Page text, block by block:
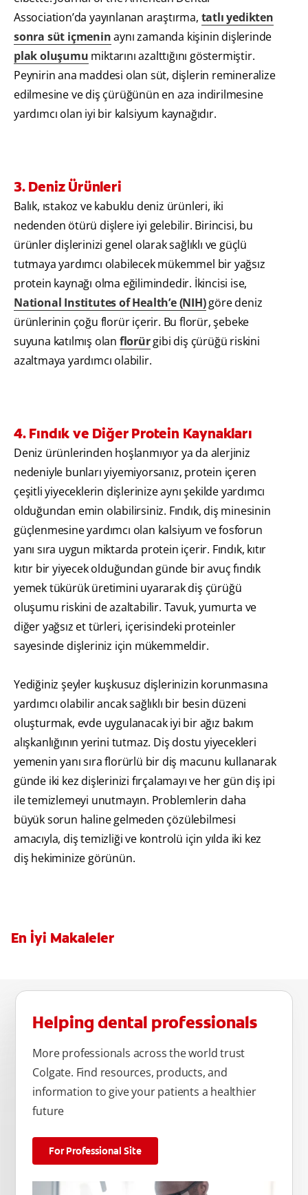
Association’da yayınlanan araştırma, tatlı yedikten
sonra süt içmeninaynı zamanda kişinin dişlerinde
plak oluşumu miktarını azalttığını göstermiştir.
Peynirin ana maddesi olan süt, dişlerin remineralize
edilmesine ve diş çürüğünün en aza indirilmesine
yardımcı olan iyi bir kalsiyum kaynağıdır.
3. Deniz Ürünleri
Balık, ıstakoz ve kabuklu deniz ürünleri, iki
nedenden ötürü dişlere iyi gelebilir. Birincisi, bu
ürünler dişlerinizi genel olarak sağlıklı ve güçlü
tutmaya yardımcı olabilecek mükemmel bir yağsız
protein kaynağı olma eğilimindedir. İkincisi ise,
National Institutes of Health’e (NIH)göre deniz
ürünlerinin çoğu florür içerir. Bu florür, şebeke
suyuna katılmış olan florürgibi diş çürüğü riskini
azaltmaya yardımcı olabilir.
4. Fındık ve Diğer Protein Kaynakları
Deniz ürünlerinden hoşlanmıyor ya da alerjiniz
nedeniyle bunları yiyemiyorsanız, protein içeren
çeşitli yiyeceklerin dişlerinize aynı şekilde yardımcı
olduğundan emin olabilirsiniz. Fındık, diş minesinin
güçlenmesine yardımcı olan kalsiyum ve fosforun
yanı sıra uygun miktarda protein içerir. Fındık, kıtır
kıtır bir yiyecek olduğundan günde bir avuç fındık
yemek tükürük üretimini uyararak diş çürüğü
oluşumu riskini de azaltabilir. Tavuk, yumurta ve
diğer yağsız et türleri, içerisindeki proteinler
sayesinde dişleriniz için mükemmeldir.
Yediğiniz şeyler kuşkusuz dişlerinizin korunmasına
yardımcı olabilir ancak sağlıklı bir besin düzeni
oluşturmak, evde uygulanacak iyi bir ağız bakım
alışkanlığının yerini tutmaz. Diş dostu yiyecekleri
yemenin yanı sıra florürlü bir diş macunu kullanarak
günde iki kez dişlerinizi fırçalamayı ve her gün diş ipi
ile temizlemeyi unutmayın. Problemlerin daha
büyük sorun haline gelmeden çözülebilmesi
amacıyla, diş temizliği ve kontrolü için yılda iki kez
diş hekiminize görünün.
En İyi Makaleler
Helping dental professionals
More professionals across the world trust
Colgate. Find resources, products, and
information to give your patients a healthier
future
For Professional Site